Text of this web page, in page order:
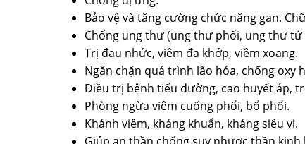
Bảo vệ và tăng cường chức năng gan.
Chống ung thư (ung thư phổi, ung thư
Trị đau nhức, viêm đa khớp, viêm xoang.
Ngăn chặn quá trình lão hóa, chống oxy
Điều trị bệnh tiểu đường, cao huyết áp,
Phòng ngừa viêm cuống phổi, bổ phổi.
Khánh viêm, kháng khuẩn, kháng siêu vi.